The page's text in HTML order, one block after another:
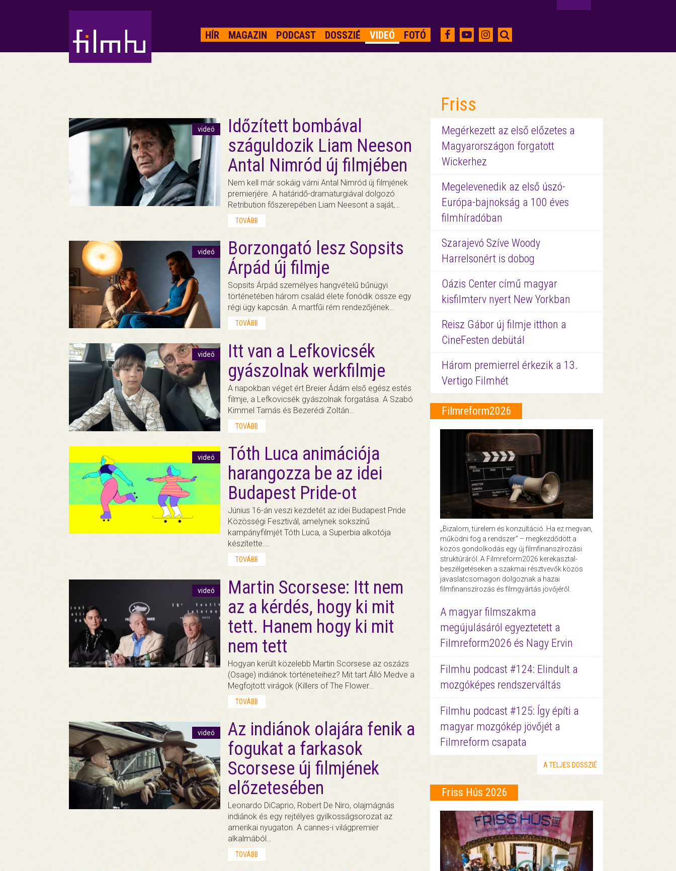
HÍR MAGAZIN PODCAST DOSSZIÉ VIDEÓ FOTÓ
videó
Időzített bombával
száguldozik Liam Neeson
Antal Nimród új filmjében
Nem kell már sokáig várni Antal Nimród új filmjének
premierjére. A határidő-dramaturgiával dolgozó
Retribution főszerepében Liam Neesont a saját,…
TOVÁBB
videó
Borzongató lesz Sopsits
Árpád új filmje
Sopsits Árpád személyes hangvételű bűnügyi
történetében három család élete fonódik össze egy
régi ügy kapcsán. A martfűi rém rendezőjének…
TOVÁBB
videó
Itt van a Lefkovicsék
gyászolnak werkfilmje
A napokban véget ért Breier Ádám első egész estés
filmje, a Lefkovicsék gyászolnak forgatása. A Szabó
Kimmel Tamás és Bezerédi Zoltán…
TOVÁBB
videó
Tóth Luca animációja
harangozza be az idei
Budapest Pride-ot
Június 16-án veszi kezdetét az idei Budapest Pride
Közösségi Fesztivál, amelynek sokszínű
kampányfilmjét Tóth Luca, a Superbia alkotója
készítette.…
TOVÁBB
videó
Martin Scorsese: Itt nem
az a kérdés, hogy ki mit
tett. Hanem hogy ki mit
nem tett
Hogyan került közelebb Martin Scorsese az oszázs
(Osage) indiánok történeteihez? Mit tart Álló Medve a
Megfojtott virágok (Killers of The Flower…
TOVÁBB
videó
Az indiánok olajára fenik a
fogukat a farkasok
Scorsese új filmjének
előzetesében
Leonardo DiCaprio, Robert De Niro, olajmágnás
indiánok és egy rejtélyes gyilkosságsorozat az
amerikai nyugaton. A cannes-i világpremier
alkalmából…
TOVÁBB
Friss
Megérkezett az első előzetes a
Magyarországon forgatott
Wickerhez
Megelevenedik az első úszó-
Európa-bajnokság a 100 éves
filmhíradóban
Szarajevó Szíve Woody
Harrelsonért is dobog
Oázis Center című magyar
kisfilmterv nyert New Yorkban
Reisz Gábor új filmje itthon a
CineFesten debütál
Három premierrel érkezik a 13.
Vertigo Filmhét
Filmreform2026
„Bizalom, türelem és konzultáció. Ha ez megvan,
működni fog a rendszer” – megkezdődött a
közös gondolkodás egy új filmfinanszírozási
struktúráról. A Filmreform2026 kerekasztal-
beszélgetéseken a szakmai résztvevők közös
javaslatcsomagon dolgoznak a hazai
filmfinanszírozás és filmgyártás jövőjéről.
A magyar filmszakma
megújulásáról egyeztetett a
Filmreform2026 és Nagy Ervin
Filmhu podcast #124: Elindult a
mozgóképes rendszerváltás
Filmhu podcast #125: Így építi a
magyar mozgókép jövőjét a
Filmreform csapata
A TELJES DOSSZIÉ
Friss Hús 2026